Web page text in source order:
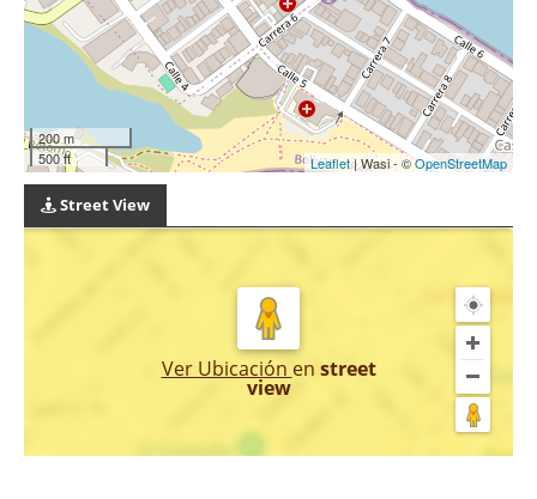
200 m
500 ft
Leaflet| Wasi - ©OpenStreetMap
Street View
Ver Ubicación en street
view